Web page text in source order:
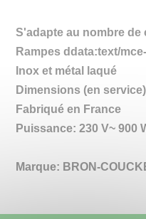
S'adapte au nombre de
Rampes ddata:text/
Inox et métal laqué
Dimensions (en
Fabriqué en France
Puissance: 230 V~ 900
Marque: BRON-